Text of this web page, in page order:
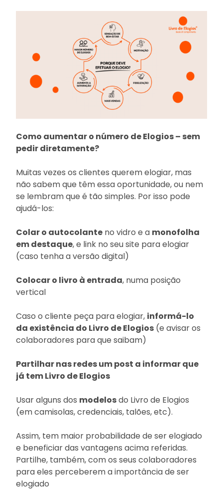
Como aumentar o número de Elogios– sem
pedir diretamente?
Muitas vezes os clientes querem elogiar, mas
não sabem que têm essa oportunidade, ou nem
se lembram que é tão simples. Por isso pode
ajudá-los:
Colar o autocolante no vidro e a monofolha
em destaque, e link no seu site para elogiar
(caso tenha a versão digital)
Colocar o livro à entrada, numa posição
vertical
Caso o cliente peça para elogiar, informá-lo
da existência do Livro de Elogios (e avisar os
colaboradores para que saibam)
Partilhar nas redes um post a informar que
já tem Livro de Elogios
Usar alguns dos modelosdo Livro de Elogios
(em camisolas, credenciais, talões, etc).
Assim, tem maior probabilidade de ser elogiado
e beneficiar das vantagens acima referidas.
Partilhe, também, com os seus colaboradores
para eles perceberem a importância de ser
elogiado